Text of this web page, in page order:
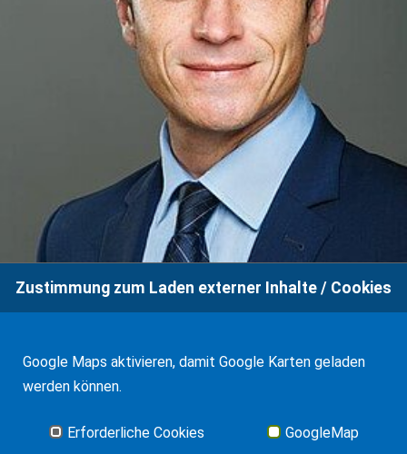
Zustimmung zum Laden externer Inhalte / Cookies
Google Maps aktivieren, damit Google Karten geladen
werden können.
Erforderliche Cookies GoogleMap